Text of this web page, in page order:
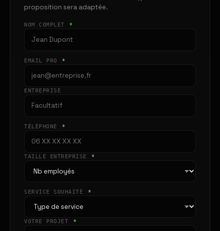
proposition sera adaptée.
NOM COMPLET *
EMAIL PRO *
ENTREPRISE
TÉLÉPHONE *
TAILLE ENTREPRISE *
SERVICE SOUHAITÉ *
VOTRE PROJET *